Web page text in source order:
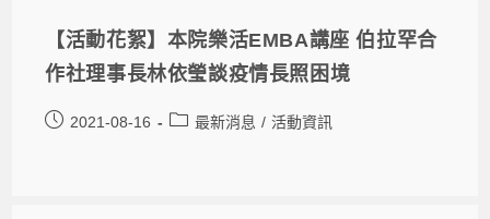
【活動花絮】本院樂活EMBA講座 伯拉罕合
作社理事長林依瑩談疫情長照困境
2021-08-16 最新消息 / 活動資訊